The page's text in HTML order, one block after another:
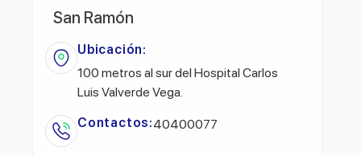
San Ramón
Ubicación:
100 metros al sur del Hospital Carlos
Luis Valverde Vega.
Contactos:40400077